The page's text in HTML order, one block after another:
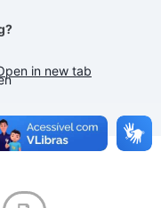
in new tab